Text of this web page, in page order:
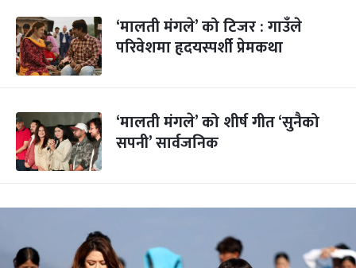
‘मालती मंगले’ को टिजर : गाउँले
परिवेशमा हृदयस्पर्शी प्रेमकथा
‘मालती मंगले’ को शीर्ष गीत ‘सुनैको
सपनी’ सार्वजनिक